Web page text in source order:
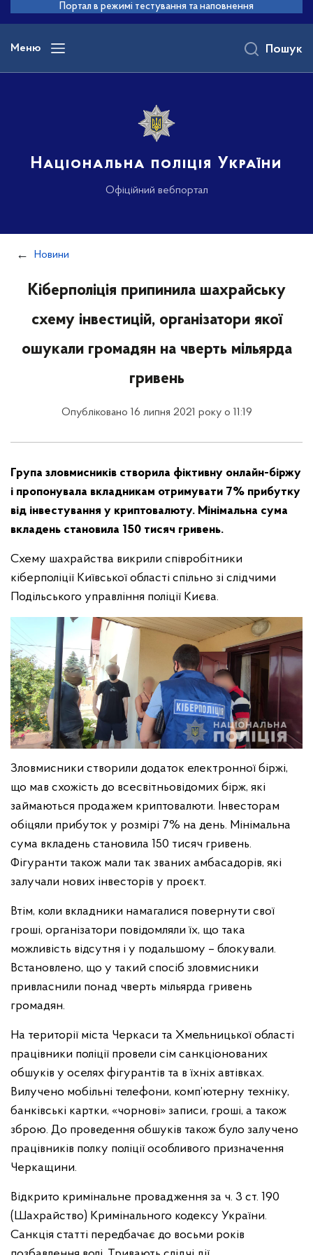
основного
вмісту
Портал в режимі тестування та наповнення
Меню
Національна поліція України
Офіційний вебпортал
Пошук
Новини
Кіберполіція припинила шахрайську
схему інвестицій, організатори якої
ошукали громадян на чверть мільярда
гривень
Опубліковано 16 липня 2021 року о 11:19
Група зловмисників створила фіктивну онлайн-біржу
і пропонувала вкладникам отримувати 7% прибутку
від інвестування у криптовалюту. Мінімальна сума
вкладень становила 150 тисяч гривень.
Схему шахрайства викрили співробітники
кіберполіції Київської області спільно зі слідчими
Подільського управління поліції Києва.
Зловмисники створили додаток електронної біржі,
що мав схожість до всесвітньовідомих бірж, які
займаються продажем криптовалюти. Інвесторам
обіцяли прибуток у розмірі 7% на день. Мінімальна
сума вкладень становила 150 тисяч гривень.
Фігуранти також мали так званих амбасадорів, які
залучали нових інвесторів у проєкт.
Втім, коли вкладники намагалися повернути свої
гроші, організатори повідомляли їх, що така
можливість відсутня і у подальшому – блокували.
Встановлено, що у такий спосіб зловмисники
привласнили понад чверть мільярда гривень
громадян.
На території міста Черкаси та Хмельницької області
працівники поліції провели сім санкціонованих
обшуків у оселях фігурантів та в їхніх автівках.
Вилучено мобільні телефони, комп’ютерну техніку,
банківські картки, «чорнові» записи, гроші, а також
зброю. До проведення обшуків також було залучено
працівників полку поліції особливого призначення
Черкащини.
Відкрито кримінальне провадження за ч. 3 ст. 190
(Шахрайство) Кримінального кодексу України.
Санкція статті передбачає до восьми років